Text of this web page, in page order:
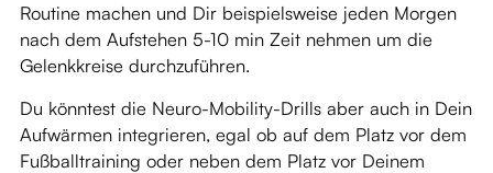
Routine machen und Dir beispielsweise jeden Morgen
nach dem Aufstehen 5-10 min Zeit nehmen um die
Gelenkkreise durchzuführen.
Du könntest die Neuro-Mobility-Drills aber auch in Dein
Aufwärmen integrieren, egal ob auf dem Platz vor dem
Fußballtraining oder neben dem Platz vor Deinem